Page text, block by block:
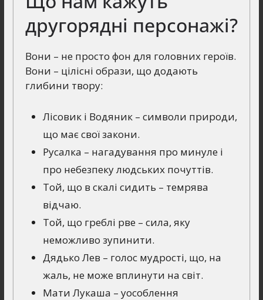
другорядні персонажі?
Вони – не просто фон для головних героїв.
Вони – цілісні образи, що додають
глибини твору:
Лісовик і Водяник – символи природи,
що має свої закони.
Русалка – нагадування про минуле і
про небезпеку людських почуттів.
Той, що в скалі сидить – темрява
відчаю.
Той, що греблі рве – сила, яку
неможливо зупинити.
Дядько Лев – голос мудрості, що, на
жаль, не може вплинути на світ.
Мати Лукаша – уособлення